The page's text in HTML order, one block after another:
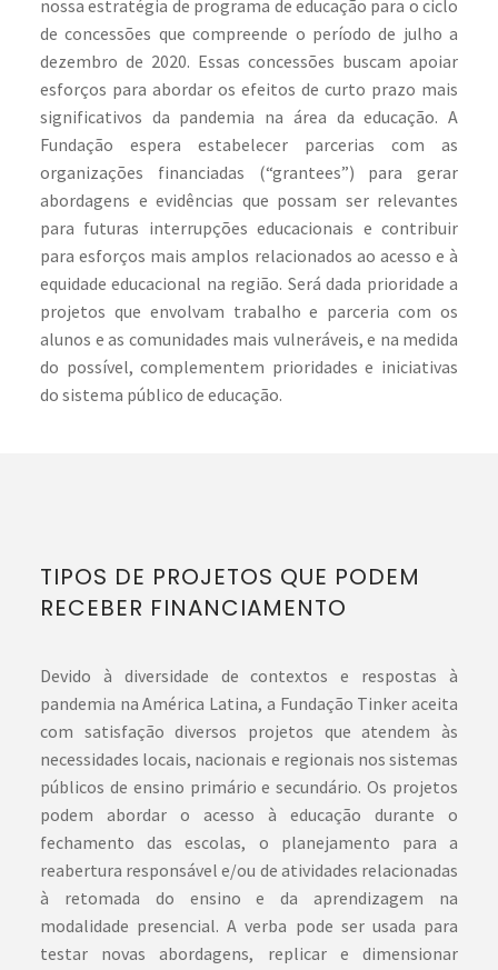
nossa estratégia de programa de educação para o ciclo
de concessões que compreende o período de julho a
dezembro de 2020. Essas concessões buscam apoiar
esforços para abordar os efeitos de curto prazo mais
significativos da pandemia na área da educação. A
Fundação espera estabelecer parcerias com as
organizações financiadas (“grantees”) para gerar
abordagens e evidências que possam ser relevantes
para futuras interrupções educacionais e contribuir
para esforços mais amplos relacionados ao acesso e à
equidade educacional na região. Será dada prioridade a
projetos que envolvam trabalho e parceria com os
alunos e as comunidades mais vulneráveis, e na medida
do possível, complementem prioridades e iniciativas
do sistema público de educação.
TIPOS DE PROJETOS QUE PODEM
RECEBER FINANCIAMENTO
Devido à diversidade de contextos e respostas à
pandemia na América Latina, a Fundação Tinker aceita
com satisfação diversos projetos que atendem às
necessidades locais, nacionais e regionais nos sistemas
públicos de ensino primário e secundário. Os projetos
podem abordar o acesso à educação durante o
fechamento das escolas, o planejamento para a
reabertura responsável e/ou de atividades relacionadas
à retomada do ensino e da aprendizagem na
modalidade presencial. A verba pode ser usada para
testar novas abordagens, replicar e dimensionar